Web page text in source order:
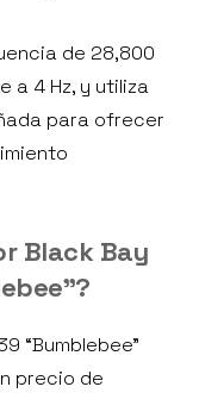
de 28,800
a 4 Hz, y utiliza
para ofrecer
Black Bay
“Bumblebee”
precio de